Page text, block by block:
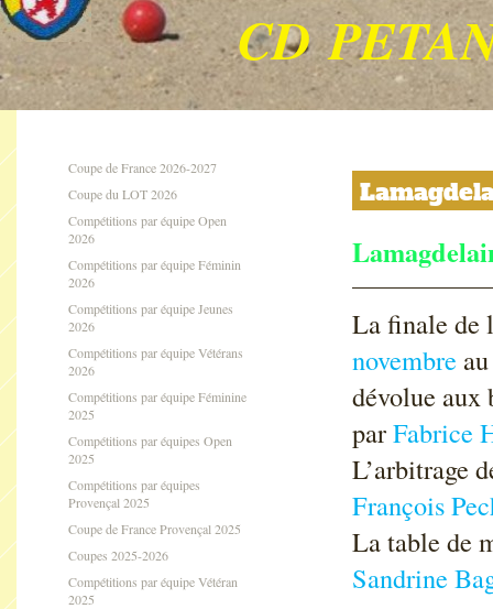
CD
Coupe de France 2026-2027
Coupe du LOT 2026
Compétitions par équipe Open
2026
Compétitions par équipe Féminin
2026
Compétitions par équipe Jeunes
2026
Compétitions par équipe Vétérans
2026
Compétitions par équipe Féminine
2025
Compétitions par équipes Open
2025
Compétitions par équipes
Provençal 2025
Coupe de France Provençal 2025
Coupes 2025-2026
Compétitions par équipe Vétéran
2025
La finale de
novembre
dévolue aux
parFabrice
L’arbitrage
François
La table de
Sandrine